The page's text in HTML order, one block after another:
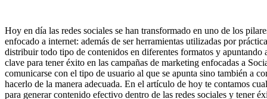
Hoy en día las redes sociales se han transformado en uno de los
enfocado a internet: además de ser herramientas utilizadas por
distribuir todo tipo de contenidos en diferentes formatos y
clave para tener éxito en las campañas de marketing enfocadas a
comunicarse con el tipo de usuario al que se apunta sino también a
hacerlo de la manera adecuada. En el artículo de hoy te contamos
para generar contenido efectivo dentro de las redes sociales y tener